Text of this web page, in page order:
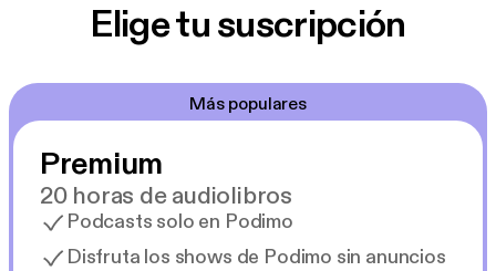
Elige tu suscripción
Más populares
Premium
20 horas de audiolibros
Podcasts solo en Podimo
Disfruta los shows de Podimo sin anuncios